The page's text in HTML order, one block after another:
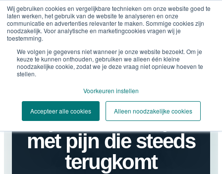
Wij gebruiken cookies en vergelijkbare technieken om onze website goed te
laten werken, het gebruik van de website te analyseren en onze
communicatie en advertenties relevanter te maken. Sommige cookies zijn
noodzakelijk. Voor analytische en marketingcookies vragen wij je
toestemming.
We volgen je gegevens niet wanneer je onze website bezoekt. Om je
keuze te kunnen onthouden, gebruiken we alleen één kleine
noodzakelijke cookie, zodat we je deze vraag niet opnieuw hoeven te
stellen.
Voorkeuren instellen
Accepteer alle cookies Alleen noodzakelijke cookies
Voor mensen die al veel geprobeerd hebben
Blijf niet rondlopen
met pijn die steeds
terugkomt